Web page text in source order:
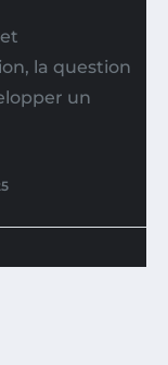
la question
un